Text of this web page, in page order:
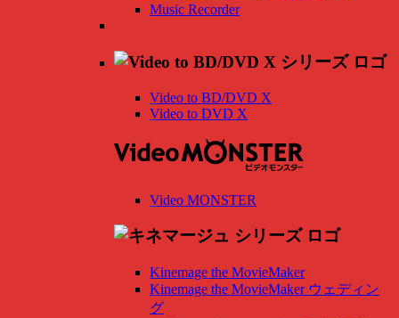
Music Recorder
Video to BD/DVD X
Video to DVD X
Video MONSTER
Kinemage the MovieMaker
Kinemage the MovieMaker ウェディン
グ